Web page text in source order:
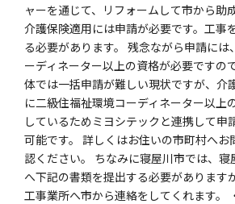
ャーを通じて、リフォームして市から助
介護保険適用には申請が必要です。工事
る必要があります。 残念ながら申請に
ーディネーター以上の資格が必要ですの
体では一括申請が難しい現状ですが、介
に二級住福祉環境コーディネーター以上
しているためミヨシテックと連携して申
可能です。 詳しくはお住いの市町村へお
認ください。 ちなみに寝屋川市では、
へ下記の書類を提出する必要があります
工事業所へ市から連絡をしてくれます。